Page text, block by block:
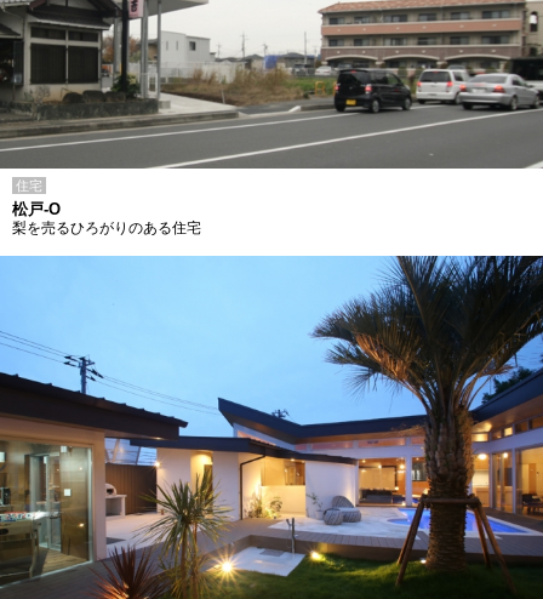
住宅
松戸-O
梨を売るひろがりのある住宅